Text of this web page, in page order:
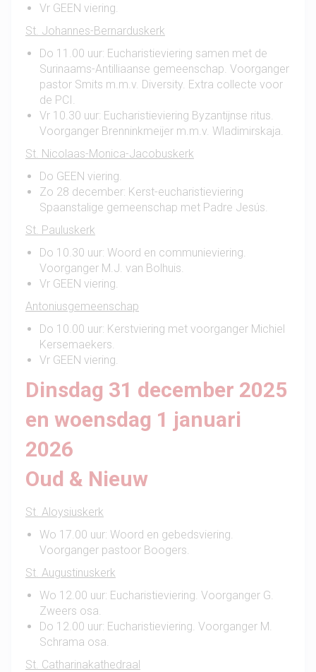
Vr GEEN viering.
St. Johannes-Bernarduskerk
Do 11.00 uur: Eucharistieviering samen met de
Surinaams-Antilliaanse gemeenschap. Voorganger
pastor Smits m.m.v. Diversity. Extra collecte voor
de PCI.
Vr 10.30 uur: Eucharistieviering Byzantijnse ritus.
Voorganger Brenninkmeijer m.m.v. Wladimirskaja.
St. Nicolaas-Monica-Jacobuskerk
Do GEEN viering.
Zo 28 december: Kerst-eucharistieviering
Spaanstalige gemeenschap met Padre Jesús.
St. Pauluskerk
Do 10.30 uur: Woord en communieviering.
Voorganger M.J. van Bolhuis.
Vr GEEN viering.
Antoniusgemeenschap
Do 10.00 uur: Kerstviering met voorganger Michiel
Kersemaekers.
Vr GEEN viering.
Dinsdag 31 december 2025
en woensdag 1 januari
2026
Oud & Nieuw
St. Aloysiuskerk
Wo 17.00 uur: Woord en gebedsviering.
Voorganger pastoor Boogers.
St. Augustinuskerk
Wo 12.00 uur: Eucharistieviering. Voorganger G.
Zweers osa.
Do 12.00 uur: Eucharistieviering. Voorganger M.
Schrama osa.
St. Catharinakathedraal